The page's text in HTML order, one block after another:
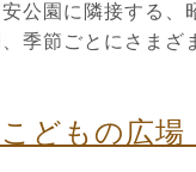
公園に隣接する、
季節ごとにさまざ
どもの広場